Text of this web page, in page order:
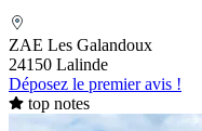
ZAE Les Galandoux
24150 Lalinde
Déposez le premier avis !
top notes